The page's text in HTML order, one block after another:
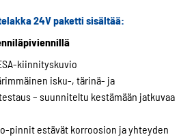
24V paketti sisältää:
kiinnityskuvio
isku-, tärinä- ja
– suunniteltu kestämään jatkuvaa
pinnit estävät korroosion ja yhteyden